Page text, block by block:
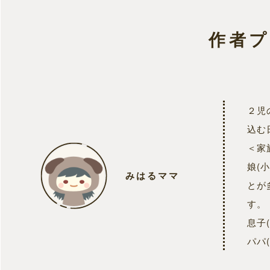
作者
みはるママ
２
込む
＜
娘(
と
す。
息子
パパ